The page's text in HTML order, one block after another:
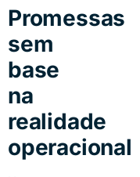
Promessas
sem
base
na
realidade
operacional